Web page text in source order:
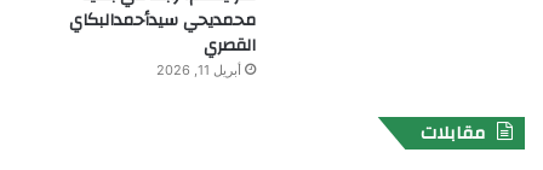
محمديحي سيدأحمدالبكاي
القصري
أبريل 11, 2026
مقابلات